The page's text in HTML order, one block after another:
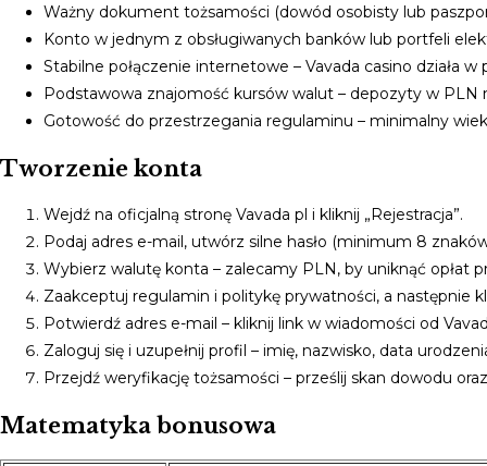
Ważny dokument tożsamości (dowód osobisty lub
Konto w jednym z obsługiwanych banków lub portfeli
Stabilne połączenie internetowe – Vavada casino działa
Podstawowa znajomość kursów walut – depozyty w
Gotowość do przestrzegania regulaminu – minimalny
Tworzenie konta
Wejdź na oficjalną stronę Vavada pl i kliknij „Rejestracja”.
Podaj adres e-mail, utwórz silne hasło (minimum 8
Wybierz walutę konta – zalecamy PLN, by uniknąć opłat
Zaakceptuj regulamin i politykę prywatności, a następnie
Potwierdź adres e-mail – kliknij link w wiadomości od
Zaloguj się i uzupełnij profil – imię, nazwisko, data
Przejdź weryfikację tożsamości – prześlij skan dowodu
Matematyka bonusowa